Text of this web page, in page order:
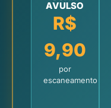
AVULSO
R$
9,90
por
escaneamento